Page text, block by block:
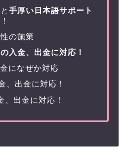
手厚い日本語サポート
の施策
入金、出金に対応！
になぜか対応
、出金に対応！
、出金に対応！